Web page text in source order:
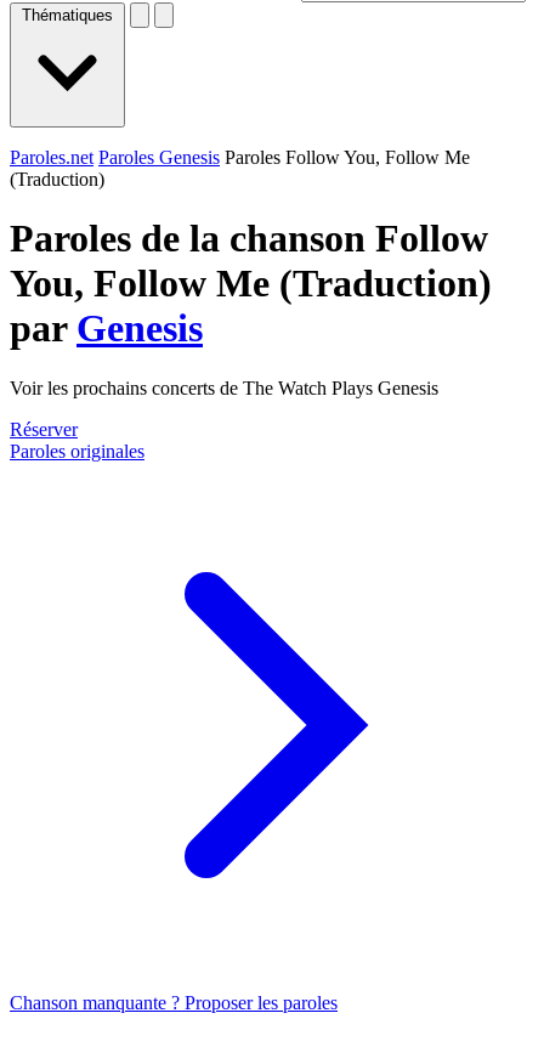
Thématiques
Paroles.net Paroles Genesis Paroles Follow You, Follow Me
(Traduction)
Paroles de la chanson Follow
You, Follow Me (Traduction)
par Genesis
Voir les prochains concerts de The Watch Plays Genesis
Réserver
Paroles originales
Chanson manquante ? Proposer les paroles